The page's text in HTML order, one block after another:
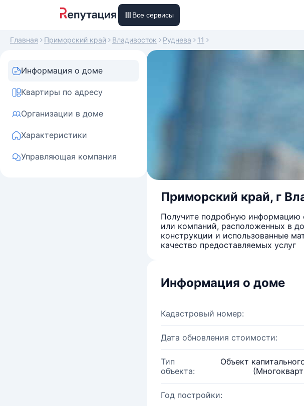
Все сервисы
Главная Приморский край Владивосток Руднева 11
Информация о доме
Квартиры по адресу
Организации в доме
Характеристики
Управляющая компания
Приморский край, г
Получите подробную информацию
или компаний, расположенных в
конструкции и использованные
качество предоставляемых услуг
Информация о доме
Кадастровый номер:
Дата обновления стоимости:
Тип
объекта:
Объект
Год постройки: